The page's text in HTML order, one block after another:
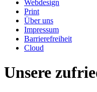
Webdesign
Print
Über uns
Impressum
Barrierefreiheit
Cloud
Unsere